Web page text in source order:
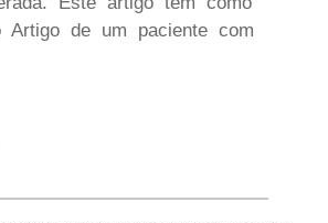
Artigo de um paciente com